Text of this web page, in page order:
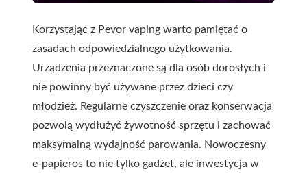
Korzystając z Pevor vaping warto pamiętać o
zasadach odpowiedzialnego użytkowania.
Urządzenia przeznaczone są dla osób dorosłych i
nie powinny być używane przez dzieci czy
młodzież. Regularne czyszczenie oraz konserwacja
pozwolą wydłużyć żywotność sprzętu i zachować
maksymalną wydajność parowania. Nowoczesny
e-papieros to nie tylko gadżet, ale inwestycja w